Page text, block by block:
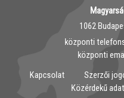
1062
központi
központi
Kapcsolat
Szerzői
Közérdekű